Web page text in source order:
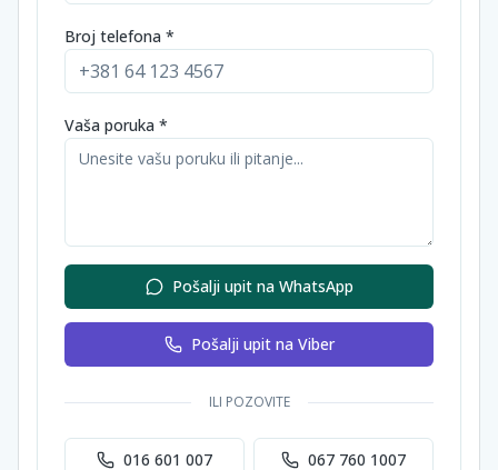
Broj telefona *
Vaša poruka *
Pošalji upit na WhatsApp
Pošalji upit na Viber
ILI POZOVITE
016 601 007 067 760 1007